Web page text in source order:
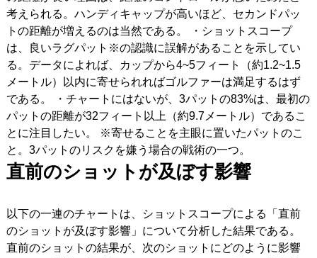
考えられる。ハンディキャップが高いほど、セカンドパッ
トの距離が増えるのは当然である。 ・ショットスコープ
は、良いラグパット※の認識に誤解があることを示してい
る。データによれば、カップから4~5フィート（約1.2~1.5
メートル）以内に寄せられればゴルファーは満足するはず
である。 ・チャートにはないが、3パットの83%は、最初の
パットの距離が32フィート以上（約9.7メートル）であるこ
とに注目したい。 ※寄せることを主眼に置いたパットのこ
と。3パットのリスクを嫌う場合の戦術の一つ。
直前のショットが及ぼす影響
以下の一連のチャートは、ショットスコープによる「直前
のショットが及ぼす影響」について分析した結果である。
直前のショットの結果が、次のショットにどのように影響